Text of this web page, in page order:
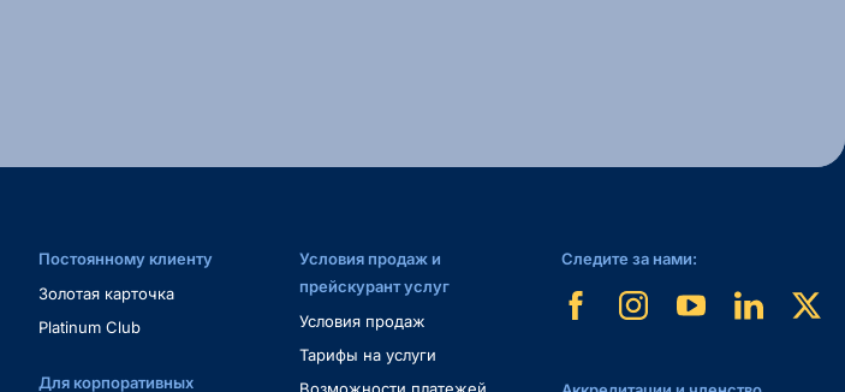
Постоянному клиенту
Золотая карточка
Platinum Club
Для корпоративных
Условия продаж и
прейскурант услуг
Условия продаж
Тарифы на услуги
Следите за нами: